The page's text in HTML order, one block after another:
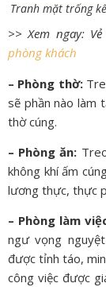
Tranh mặt trống
>> Xem ngay:
phòng khách
– Phòng thờ:
sẽ phần nào làm
thờ cúng.
– Phòng ăn:
không khí ấm
lương thực, thực
– Phòng làm
ngư vọng
được tỉnh táo,
công việc được